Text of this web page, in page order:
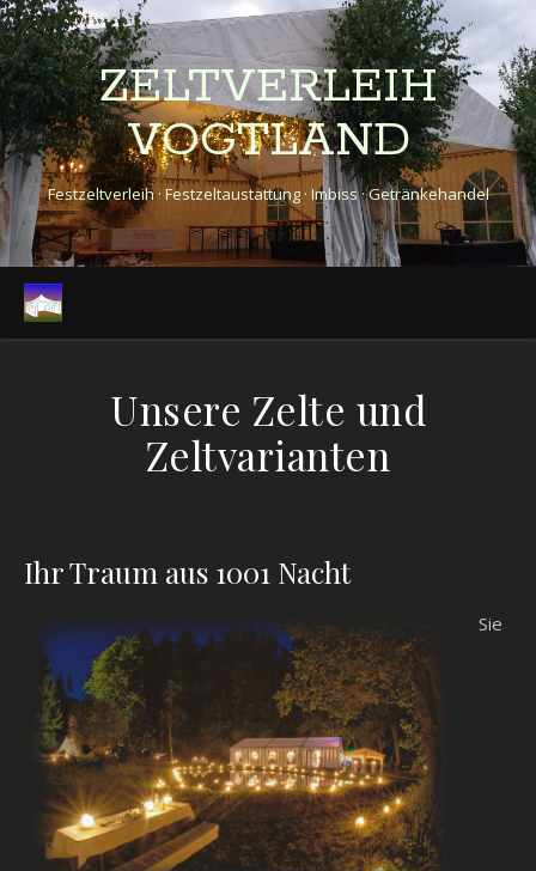
ZELTVERLEIH
VOGTLAND
Festzeltverleih · Festzeltaustattung · Imbiss · Getränkehandel
Unsere Zelte und
Zeltvarianten
Ihr Traum aus 1001 Nacht
Sie